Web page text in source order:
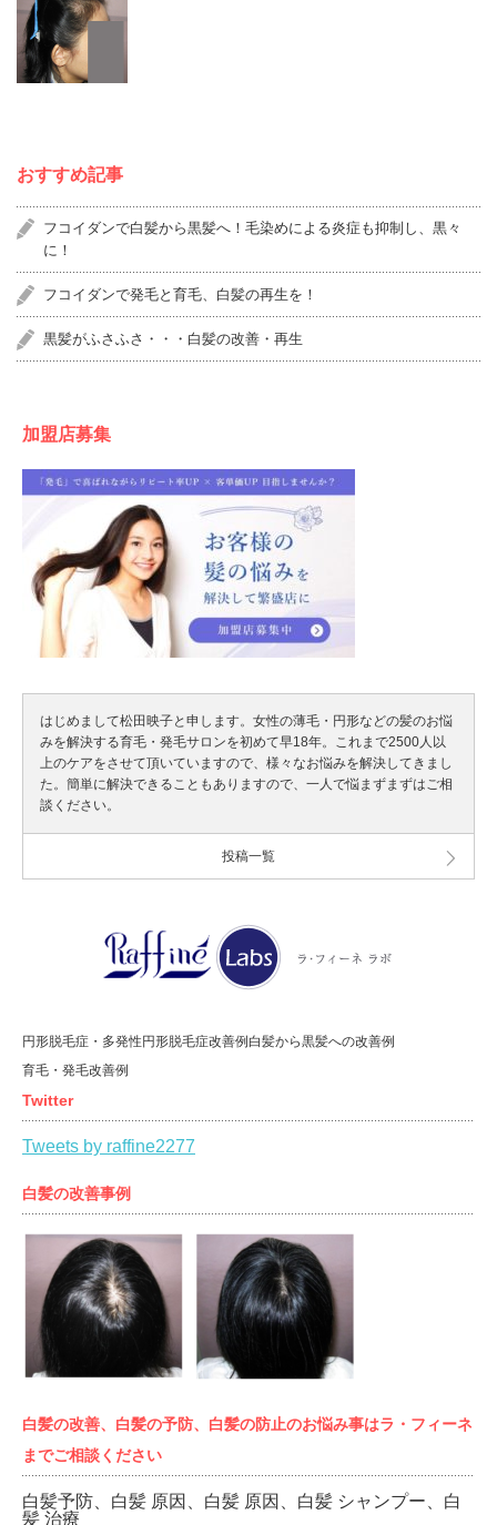
おすすめ記事
フコイダンで白髪から黒髪へ！毛染めによる炎症も抑制し、黒々
に！
フコイダンで発毛と育毛、白髪の再生を！
黒髪がふさふさ・・・白髪の改善・再生
加盟店募集
はじめまして松田映子と申します。女性の薄毛・円形などの髪のお悩
みを解決する育毛・発毛サロンを初めて早18年。これまで2500人以
上のケアをさせて頂いていますので、様々なお悩みを解決してきまし
た。簡単に解決できることもありますので、一人で悩まずまずはご相
談ください。
投稿一覧
円形脱毛症・多発性円形脱毛症改善例 白髪から黒髪への改善例
育毛・発毛改善例
Twitter
Tweets by raffine2277
白髪の改善事例
白髪の改善、白髪の予防、白髪の防止のお悩み事はラ・フィーネ
までご相談ください
白髪予防、白髪 原因、白髪 原因、白髪 シャンプー、白
髪 治療